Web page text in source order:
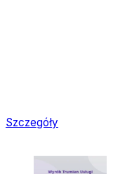
Szczegóły